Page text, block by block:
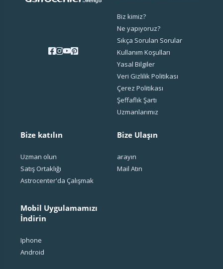
Biz kimiz?
Ne yapıyoruz?
Sıkça Sorulan Sorular
Kullanım Koşulları
Yasal Bilgiler
Veri Gizlilik Politikası
Çerez Politikası
Şeffaflık Şartı
Uzmanlarımız
Bize katılın
Uzman olun
Satış Ortaklığı
Astrocenter'da Çalışmak
Mobil Uygulamamızı
İndirin
Iphone
Android
Bize Ulaşın
arayın
Mail Atın